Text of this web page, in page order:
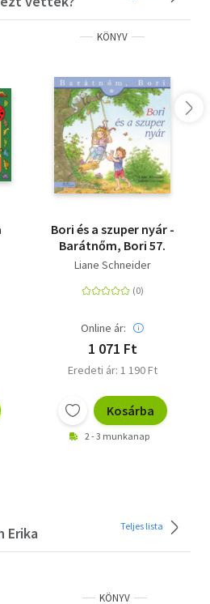
KÖNYV
Bori és a szuper nyár -
Barátnőm, Bori 57.
Liane Schneider
Online ár:
1 071 Ft
Eredeti ár: 1 190 Ft
Kosárba
2 - 3 munkanap
Erika Teljes lista
KÖNYV